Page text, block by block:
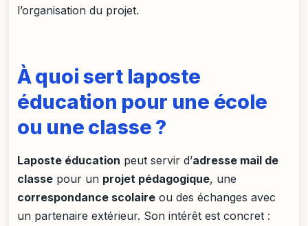
l’organisation du projet.
À quoi sert laposte
éducation pour une école
ou une classe ?
Laposte éducation peut servir d’adresse mail de
classe pour un projet pédagogique, une
correspondance scolaire ou des échanges avec
un partenaire extérieur. Son intérêt est concret :